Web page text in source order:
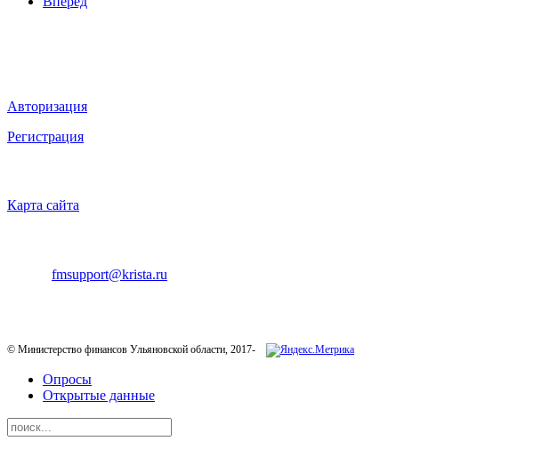
Авторизация
Регистрация
Карта сайта
fmsupport@krista.ru
© Министерство финансов Ульяновской области, 2017-
Опросы
Открытые данные